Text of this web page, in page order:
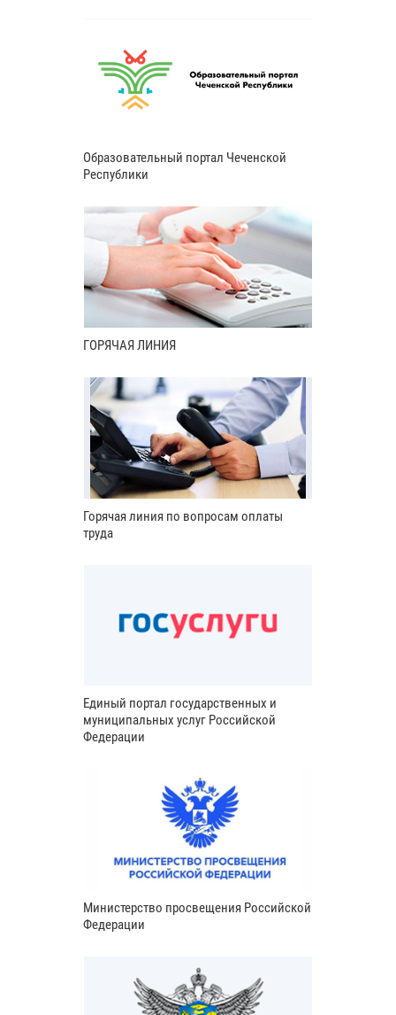
Образовательный портал Чеченской
Республики
ГОРЯЧАЯ ЛИНИЯ
Горячая линия по вопросам оплаты
труда
Единый портал государственных и
муниципальных услуг Российской
Федерации
Министерство просвещения Российской
Федерации